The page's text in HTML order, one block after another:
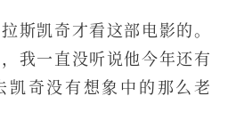
斯凯奇才看这部电影的。
我一直没听说他今年还有
凯奇没有想象中的那么老